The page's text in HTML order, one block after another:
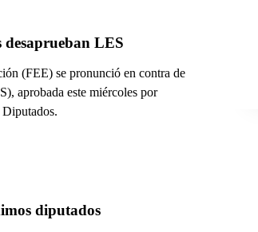
LES
(FEE) se pronunció en contra de
aprobada este miércoles por
diputados